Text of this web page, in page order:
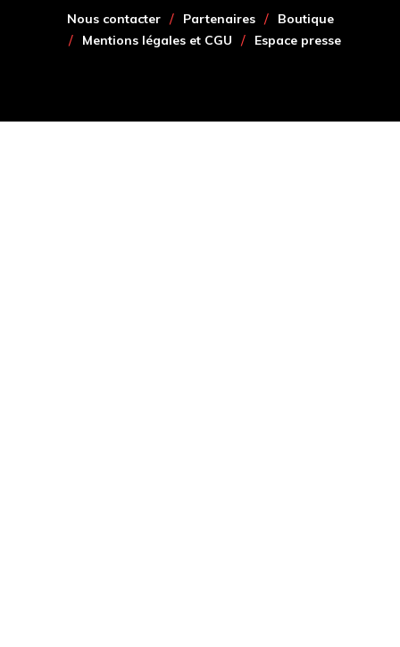
Nous contacter Partenaires
Boutique
Mentions légales et CGU
Espace presse